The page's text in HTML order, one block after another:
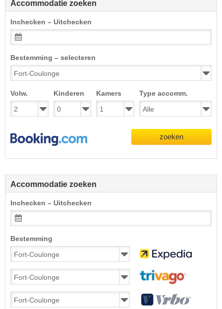
Accommodatie zoeken
Inchecken – Uitchecken
Bestemming – selecteren
Volw. Kinderen Kamers Type accomm.
zoeken
Accommodatie zoeken
Inchecken – Uitchecken
Bestemming